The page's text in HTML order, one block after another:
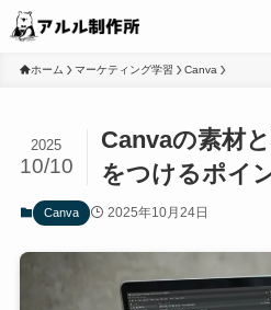
ホーム マーケティング学習 Canva
Canvaの素材
をつけるポイ
2025
10/10
Canva 2025年10月24日